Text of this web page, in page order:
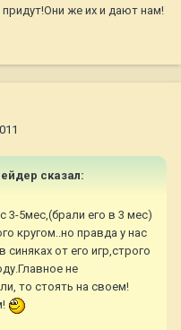
же их и дают нам!
сказал:
3-5мес,(брали его в 3 мес)
кругом..но правда у нас
от его игр,строго
не
то стоять на своем!